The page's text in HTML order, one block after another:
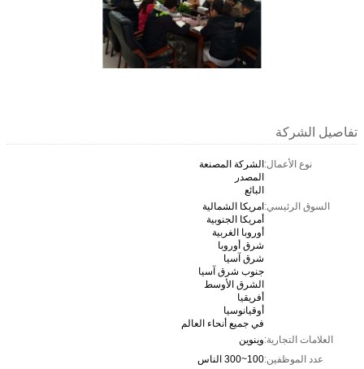
تفاصيل الشركة
نوع الأعمال:الشركة المصنعة
المصدر
البائع
السوق الرئيسي:امريكا الشمالية
أمريكا الجنوبية
أوروبا الغربية
شرق أوروبا
شرق آسيا
جنوب شرق آسيا
الشرق الأوسط
أفريقيا
أوقيانوسيا
في جميع أنحاء العالم
العلامات التجارية:وينوين
عدد الموظفين:100~300 الناس